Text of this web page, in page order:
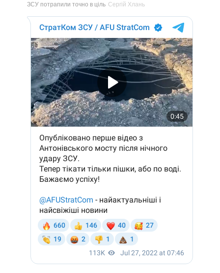
ЗСУ потрапили точно в ціль Сергій Хлань